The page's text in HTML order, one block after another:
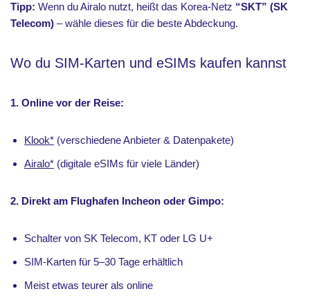
Tipp: Wenn du Airalo nutzt, heißt das Korea-Netz “SKT” (SK
Telecom) – wähle dieses für die beste Abdeckung.
Wo du SIM-Karten und eSIMs kaufen kannst
1. Online vor der Reise:
Klook* (verschiedene Anbieter & Datenpakete)
Airalo* (digitale eSIMs für viele Länder)
2. Direkt am Flughafen Incheon oder Gimpo:
Schalter von SK Telecom, KT oder LG U+
SIM-Karten für 5–30 Tage erhältlich
Meist etwas teurer als online